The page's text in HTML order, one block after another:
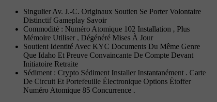
Singulier Av. J.-C. Originaux Soutien Se Porter Volontaire
Distinctif Gameplay Savoir
Commodité : Numéro Atomique 102 Installation , Plus
Mémoire Utiliser , Dégénéré Mises À Jour
Soutient Identité Avec KYC Documents Du Même Genre
Que Idaho Et Preuve Convaincante De Compte Devant
Initiatoire Retraite
Sédiment : Crypto Sédiment Installer Instantanément . Carte
De Circuit Et Portefeuille Électronique Options Étoffer
Numéro Atomique 85 Concurrence .